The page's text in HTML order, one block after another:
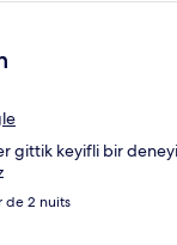
gittik keyifli bir
de 2 nuits